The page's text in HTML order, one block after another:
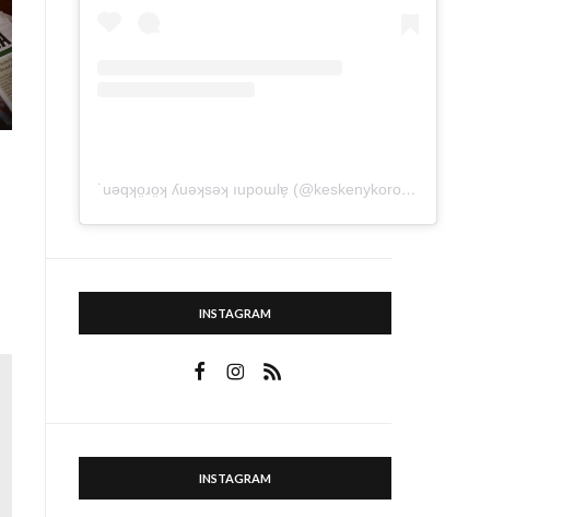
˙uǝqʞo̤ɹo̤ʞ ʎuǝʞsǝʞ ıupoɯlɐ̗ (@keskenykorokben) által megosztott bejegyzés
INSTAGRAM
INSTAGRAM